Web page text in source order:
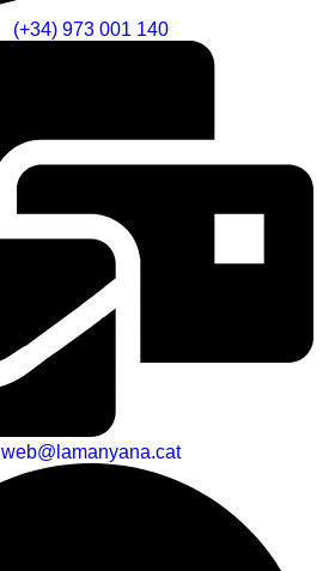
(+34) 973 001 140
web@lamanyana.cat